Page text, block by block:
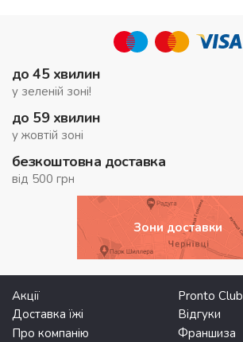
до 45 хвилин
у зеленій зоні!
до 59 хвилин
у жовтій зоні
безкоштовна доставка
від 500 грн
Зони доставки
Акції
Pronto Club
Доставка їжі
Відгуки
Про компанію
Франшиза